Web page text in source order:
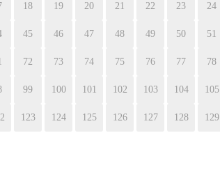
18 19 20 21 22 23 24
45 46 47 48 49 50 51
72 73 74 75 76 77 78
99 100 101 102 103 104 105
123 124 125 126 127 128 129